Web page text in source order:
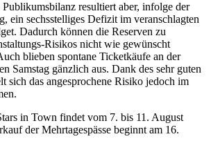
resultiert aber, infolge der
ein sechsstelliges Defizit im veranschlagten
Dadurch können die Reserven zu
Risikos nicht wie gewünscht
blieben spontane Ticketkäufe an der
Samstag gänzlich aus. Dank des sehr guten
sich das angesprochene Risiko jedoch im
in Town findet vom 7. bis 11. August
der Mehrtagespässe beginnt am 16.